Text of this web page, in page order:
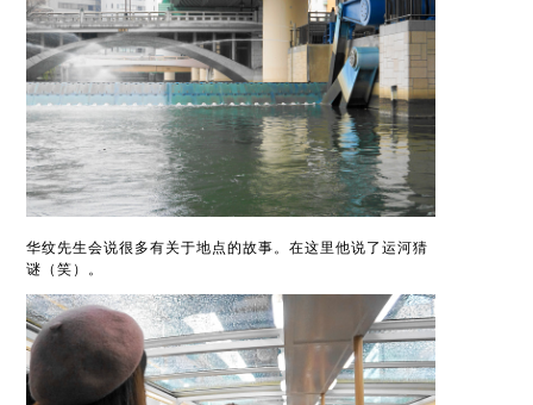
华纹先生会说很多有关于地点的故事。在这里他说了运河猜
谜（笑）。